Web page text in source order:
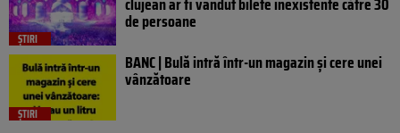
ȘTIRI
de persoane
ȘTIRI
BANC | Bulă intră într-un magazin și cere unei
vânzătoare